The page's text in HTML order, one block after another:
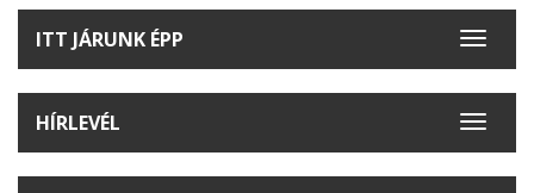
Toggle
ITT JÁRUNK ÉPP
Toggle
HÍRLEVÉL